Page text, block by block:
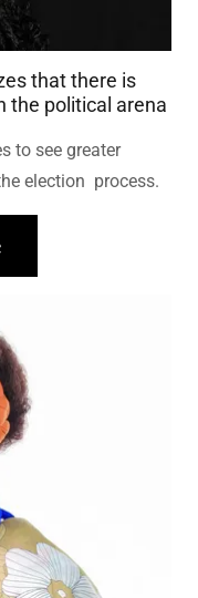
that there is
the political arena
to see greater
election process.